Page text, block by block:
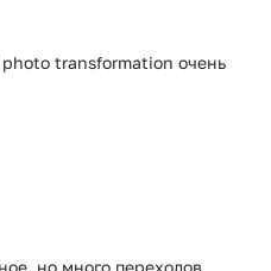
transformation очень
но много переходов